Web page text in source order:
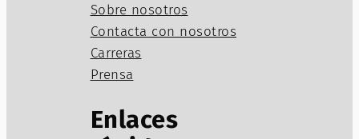
Sobre nosotros
Contacta con nosotros
Carreras
Prensa
Enlaces